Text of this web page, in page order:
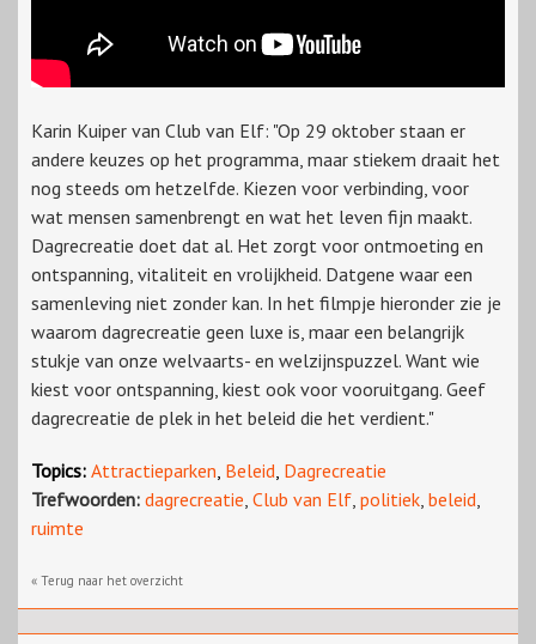
Karin Kuiper van Club van Elf: "Op 29 oktober staan er
andere keuzes op het programma, maar stiekem draait het
nog steeds om hetzelfde. Kiezen voor verbinding, voor
wat mensen samenbrengt en wat het leven fijn maakt.
Dagrecreatie doet dat al. Het zorgt voor ontmoeting en
ontspanning, vitaliteit en vrolijkheid. Datgene waar een
samenleving niet zonder kan. In het filmpje hieronder zie je
waarom dagrecreatie geen luxe is, maar een belangrijk
stukje van onze welvaarts- en welzijnspuzzel. Want wie
kiest voor ontspanning, kiest ook voor vooruitgang. Geef
dagrecreatie de plek in het beleid die het verdient."
Topics: Attractieparken, Beleid, Dagrecreatie
Trefwoorden: dagrecreatie, Club van Elf, politiek, beleid,
ruimte
« Terug naar het overzicht